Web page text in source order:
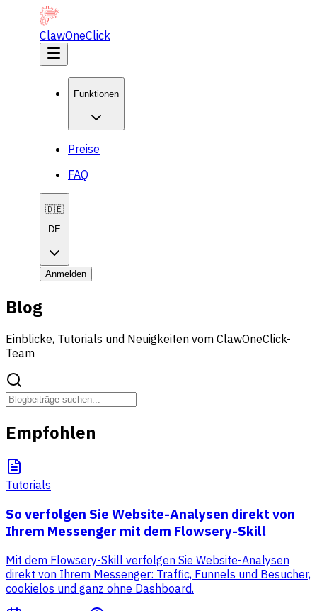
ClawOneClick
Funktionen
Preise
FAQ
🇩🇪
DE
Anmelden
Blog
Einblicke, Tutorials und Neuigkeiten vom ClawOneClick-
Team
Empfohlen
Tutorials
So verfolgen Sie Website-Analysen direkt von
Ihrem Messenger mit dem Flowsery-Skill
Mit dem Flowsery-Skill verfolgen Sie Website-Analysen
direkt von Ihrem Messenger: Traffic, Funnels und Besucher,
cookielos und ganz ohne Dashboard.